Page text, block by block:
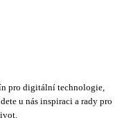
pro digitální technologie,
u nás inspiraci a rady pro